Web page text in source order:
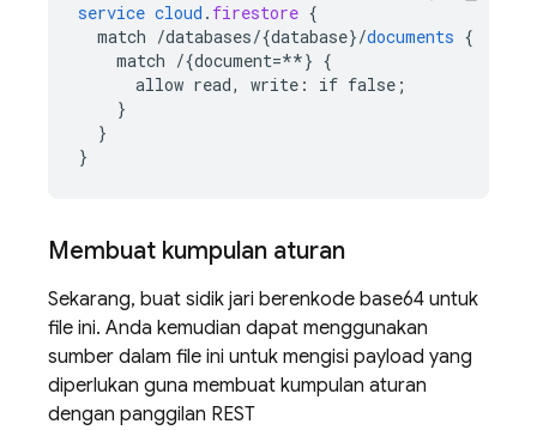
service cloud . firestore {
match /databases/{database}/documents {
match /{document=**} {
allow read, write : if false ;
}
}
}
Membuat kumpulan aturan
Sekarang, buat sidik jari berenkode base64 untuk
file ini. Anda kemudian dapat menggunakan
sumber dalam file ini untuk mengisi payload yang
diperlukan guna membuat kumpulan aturan
dengan panggilan REST